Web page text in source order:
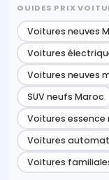
GUIDES PRIX
Voitures neuves
Voitures
Voitures neuves
SUV neufs Maroc
Voitures essence
Voitures
Voitures